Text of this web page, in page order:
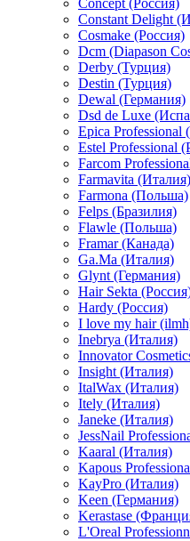
Concept (Россия)
Constant Delight
Cosmake (Россия)
Dcm (Diapason
Derby (Турция)
Destin (Турция)
Dewal (Германия)
Dsd de Luxe
Epica Professional
Estel Professional
Farcom
Farmavita (Италия)
Farmona (Польша)
Felps (Бразилия)
Flawle (Польша)
Framar (Канада)
Ga.Ma (Италия)
Glynt (Германия)
Hair Sekta
Hardy (Россия)
I love my hair
Inebrya (Италия)
Innovator
Insight (Италия)
ItalWax (Италия)
Itely (Италия)
Janeke (Италия)
JessNail
Kaaral (Италия)
Kapous
KayPro (Италия)
Keen (Германия)
Kerastase
L'Oreal